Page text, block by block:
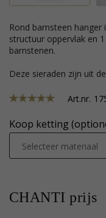
rond barnsteen hanger in geoxideerd sterlingzilver met met
structuur oppervlak en
barnstenen.
Deze sieraden zijn uit
Art.nr.
Koop ketting
Selecteer materiaal
CHANTI prijs